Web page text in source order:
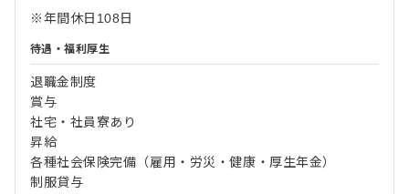
※年間休日108日
待遇・福利厚生
退職金制度
賞与
社宅・社員寮あり
昇給
各種社会保険完備（雇用・労災・健康・厚生年金）
制服貸与